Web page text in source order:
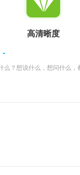
高清晰度
么？想说什么，想问什么